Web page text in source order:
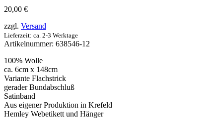
20,00 €
zzgl. Versand
Lieferzeit: ca. 2-3 Werktage
Artikelnummer: 638546-12
100% Wolle
ca. 6cm x 148cm
Variante Flachstrick
gerader Bundabschluß
Satinband
Aus eigener Produktion in Krefeld
Hemley Webetikett und Hänger